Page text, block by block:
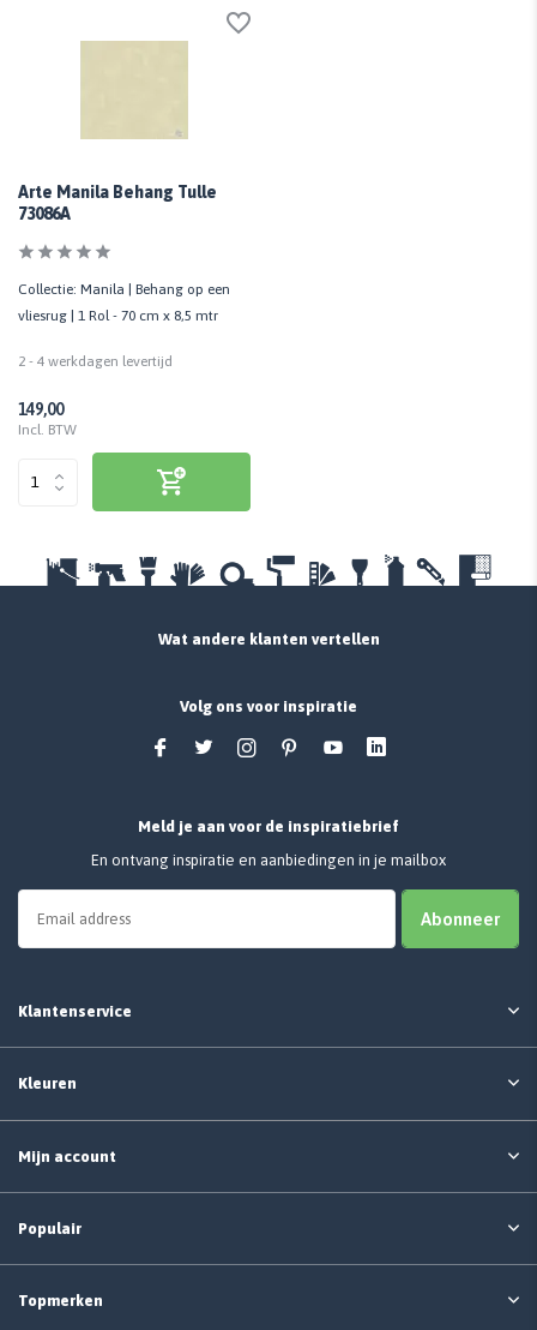
Arte Manila Behang Tulle
73086A
Collectie: Manila | Behang op een
vliesrug | 1 Rol - 70 cm x 8,5 mtr
2 - 4 werkdagen levertijd
149,00
Incl. BTW
Wat andere klanten vertellen
Volg ons voor inspiratie
Meld je aan voor de inspiratiebrief
En ontvang inspiratie en aanbiedingen in je mailbox
Abonneer
Klantenservice
Kleuren
Mijn account
Populair
Topmerken